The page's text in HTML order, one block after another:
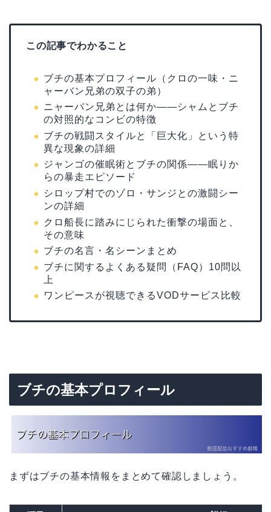
この記事でわかること
ブチの基本プロフィール（クロの一味・ニ
ャーバン兄弟の双子の弟）
ニャーバン兄弟とは何か——シャムとブチ
の対照的なコンビの特徴
ブチの戦闘スタイルと「巨大化」という特
異な現象の詳細
ジャンゴの催眠術とブチの関係——眠りか
らの暴走エピソード
シロップ村でのゾロ・サンジとの激闘シー
ンの詳細
クロ船長に踏みにじられた衝撃の場面と、
その意味
ブチの名言・名シーンまとめ
ブチに関するよくある疑問（FAQ）10問以
上
ワンピースが視聴できるVODサービス比較
ブチの基本プロフィール
まずはブチの基本情報をまとめて確認しましょう。